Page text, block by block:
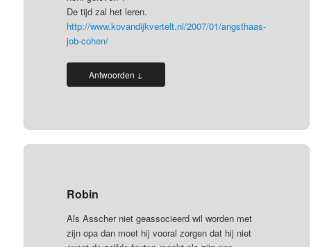
De tijd zal het leren.
http://www.kovandijkvertelt.nl/2007/01/angsthaas-
job-cohen/
Antwoorden ↓
Robin
Als Asscher niet geassocieerd wil worden met
zijn opa dan moet hij vooral zorgen dat hij niet